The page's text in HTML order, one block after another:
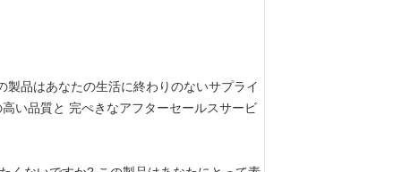
品はあなたの生活に終わりのないサプライ
い品質と 完ぺきなアフターセールスサービ